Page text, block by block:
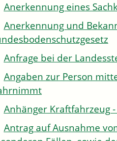
Anerkennung eines
Anerkennung und
Anfrage bei der
Angaben zur Person
Anhänger Kraftfahrzeug
Antrag auf Ausnahme